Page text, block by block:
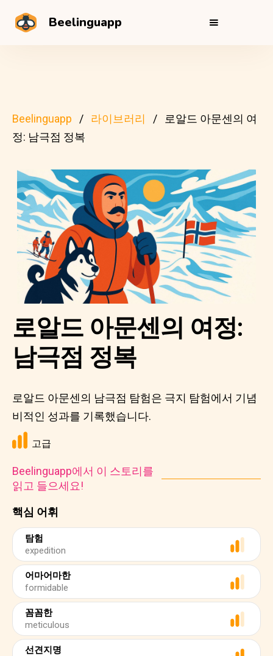
Beelinguapp
Beelinguapp 라이브러리
로알드 아문센의 여
정: 남극점 정복
핵심 어휘
탐험
expedition
어마어마한
formidable
꼼꼼한
meticulous
선견지명
로알드 아문센의 여정:
남극점 정복
로알드 아문센의 남극점 탐험은 극지 탐험에서 기념
비적인 성과를 기록했습니다.
고급
Beelinguapp에서 이 스토리를
읽고 들으세요!